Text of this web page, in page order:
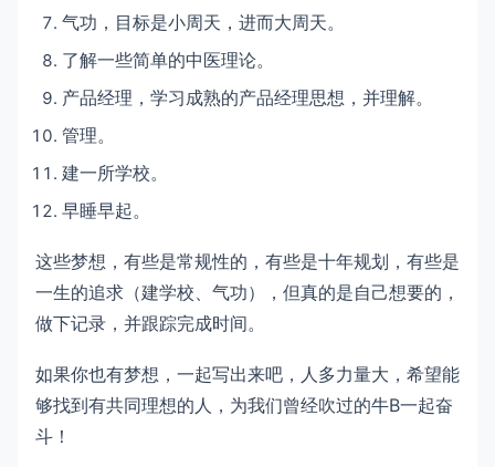
气功，目标是小周天，进而大周天。
了解一些简单的中医理论。
产品经理，学习成熟的产品经理思想，并理解。
管理。
建一所学校。
早睡早起。
这些梦想，有些是常规性的，有些是十年规划，有些是
一生的追求（建学校、气功），但真的是自己想要的，
做下记录，并跟踪完成时间。
如果你也有梦想，一起写出来吧，人多力量大，希望能
够找到有共同理想的人，为我们曾经吹过的牛B一起奋
斗！